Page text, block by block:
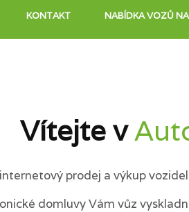
KONTAKT NABÍDKA VOZŮ
Vítejte v
prodej a výkup
domluvy Vám vůz